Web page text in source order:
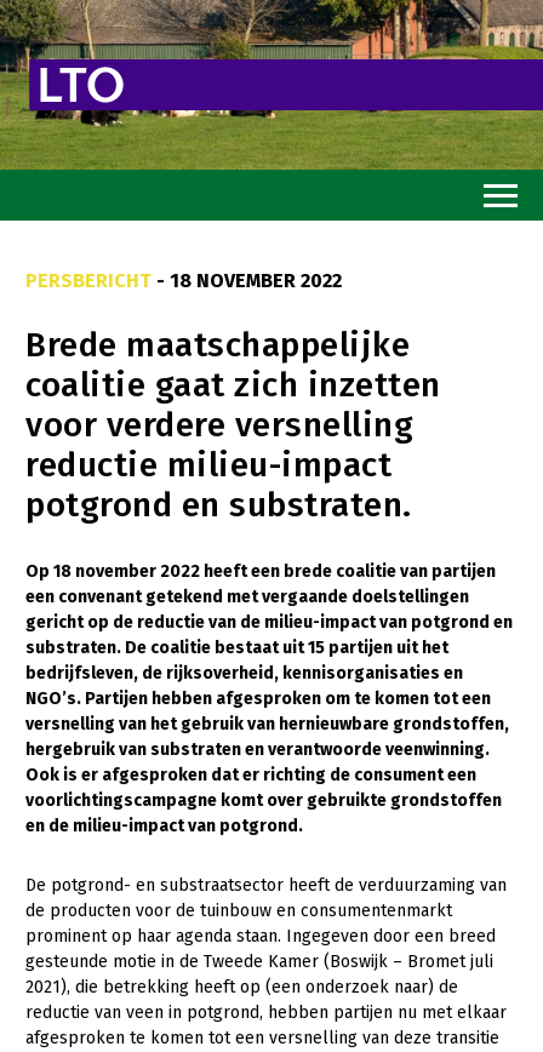
Goed eten
Mooi groen
Sterk ondernemerschap
Gezonde planten
Gezonde dieren
Natuur, klimaat en energie
Bodem en water
Platteland en omgeving
Mens, ondernemerschap en onderwijs
Sectoren
Dier
Biologische Landbouw
Geitenhouderij
Plant
Akkerbouw
Multifunctionele landbouw
PERSBERICHT - 18 NOVEMBER 2022
Brede maatschappelijke
coalitie gaat zich inzetten
voor verdere versnelling
reductie milieu-impact
potgrond en substraten.
Op 18 november 2022 heeft een brede coalitie van partijen
een convenant getekend met vergaande doelstellingen
gericht op de reductie van de milieu-impact van potgrond en
substraten. De coalitie bestaat uit 15 partijen uit het
bedrijfsleven, de rijksoverheid, kennisorganisaties en
NGO’s. Partijen hebben afgesproken om te komen tot een
versnelling van het gebruik van hernieuwbare grondstoffen,
hergebruik van substraten en verantwoorde veenwinning.
Ook is er afgesproken dat er richting de consument een
voorlichtingscampagne komt over gebruikte grondstoffen
en de milieu-impact van potgrond.
De potgrond- en substraatsector heeft de verduurzaming van
de producten voor de tuinbouw en consumentenmarkt
prominent op haar agenda staan. Ingegeven door een breed
gesteunde motie in de Tweede Kamer (Boswijk – Bromet juli
2021), die betrekking heeft op (een onderzoek naar) de
reductie van veen in potgrond, hebben partijen nu met elkaar
afgesproken te komen tot een versnelling van deze transitie